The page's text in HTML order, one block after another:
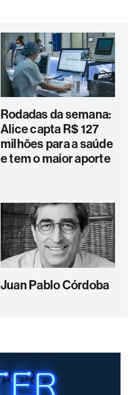
Rodadas da semana:
Alice capta R$ 127
milhões para a saúde
e tem o maior aporte
Juan Pablo Córdoba